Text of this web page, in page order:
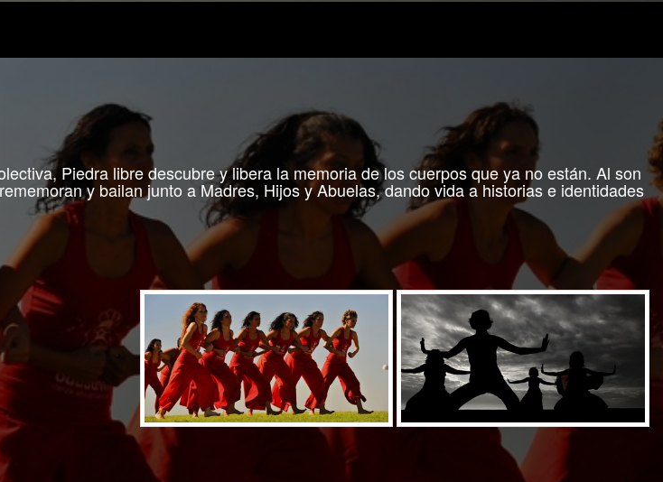
Piedra libre descubre y libera la memoria de los cuerpos que ya no están. Al son
y bailan junto a Madres, Hijos y Abuelas, dando vida a historias e identidades